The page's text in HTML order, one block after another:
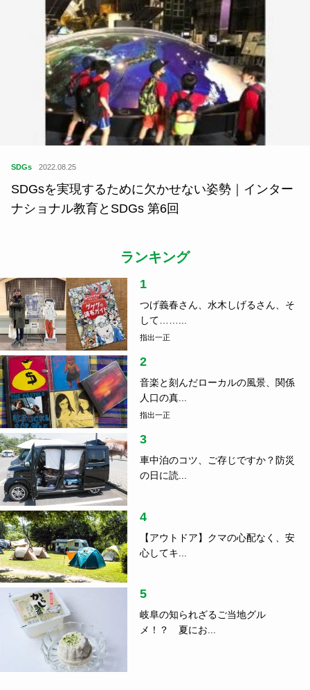
SDGs 2022.08.25
SDGsを実現するために欠かせない姿勢｜インター
ナショナル教育とSDGs 第6回
ランキング
1
つげ義春さん、水木しげるさん、そ
して……...
指出一正
2
音楽と刻んだローカルの風景、関係
人口の真...
指出一正
3
車中泊のコツ、ご存じですか？防災
の日に読...
4
【アウトドア】クマの心配なく、安
心してキ...
5
岐阜の知られざるご当地グル
メ！？ 夏にお...